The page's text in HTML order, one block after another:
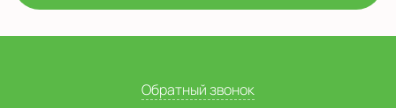
Обратный звонок